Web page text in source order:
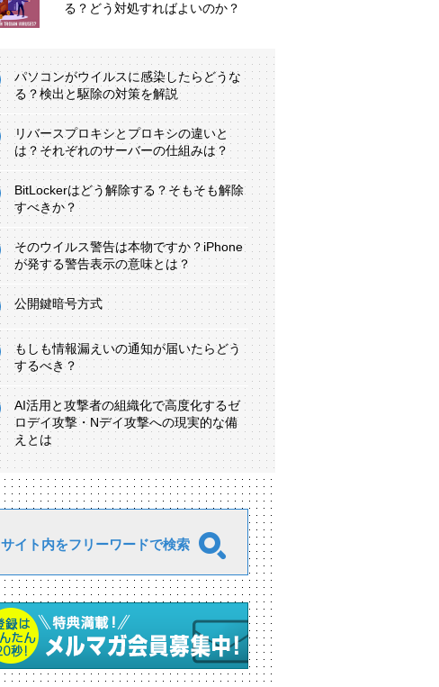
る？どう対処すればよいのか？
パソコンがウイルスに感染したらどうな
る？検出と駆除の対策を解説
リバースプロキシとプロキシの違いと
は？それぞれのサーバーの仕組みは？
BitLockerはどう解除する？そもそも解除
すべきか？
そのウイルス警告は本物ですか？iPhone
が発する警告表示の意味とは？
公開鍵暗号方式
もしも情報漏えいの通知が届いたらどう
するべき？
AI活用と攻撃者の組織化で高度化するゼ
ロデイ攻撃・Nデイ攻撃への現実的な備
えとは
サイト内をフリーワードで検索